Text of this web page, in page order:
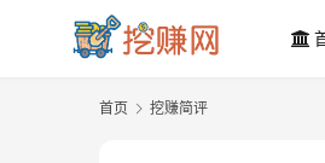
首页 挖赚简评